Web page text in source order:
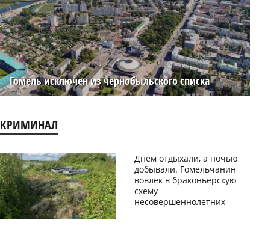
Гомель исключен из чернобыльского списка
КРИМИНАЛ
Днем отдыхали, а ночью
добывали. Гомельчанин
вовлек в браконьерскую
схему
несовершеннолетних